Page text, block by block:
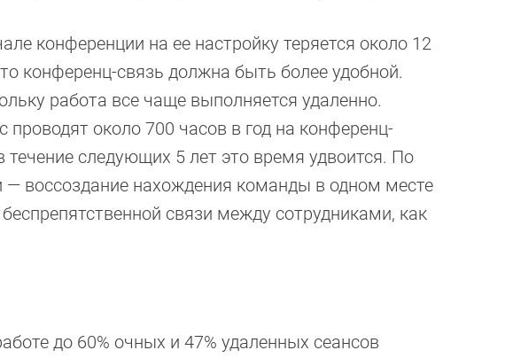
конференции на ее настройку теряется около 12
конференц-связь должна быть более удобной.
работа все чаще выполняется удаленно.
около 700 часов в год на конференц-
следующих 5 лет это время удвоится. По
— воссоздание нахождения команды в одном месте
связи между сотрудниками, как
до 60% очных и 47% удаленных сеансов